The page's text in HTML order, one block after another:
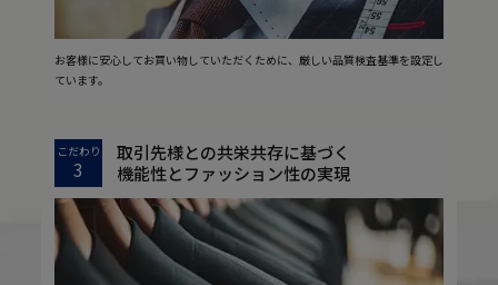
お客様に安心してお買い物していただくために、厳しい品質検査基準を設定し
ています。
こだわり
3
取引先様との共栄共存に基づく
機能性とファッション性の実現